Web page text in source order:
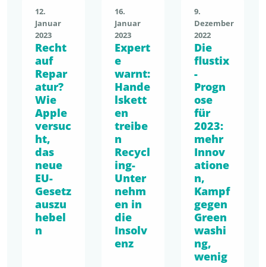
12.
Januar
2023
Recht
auf
Repar
atur?
Wie
Apple
versuc
ht,
das
neue
EU-
Gesetz
auszu
hebel
n
16.
Januar
2023
Expert
e
warnt:
Hande
lskett
en
treibe
n
Recycl
ing-
Unter
nehm
en in
die
Insolv
enz
9.
Dezember
2022
Die
flustix
-
Progn
ose
für
2023:
mehr
Innov
atione
n,
Kampf
gegen
Green
washi
ng,
wenig